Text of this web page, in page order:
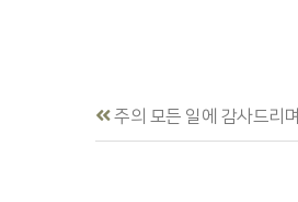
주의 모든 일에 감사드리며